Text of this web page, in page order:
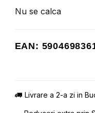
Nu se calca
EAN:
Livrare a 2-a zi in